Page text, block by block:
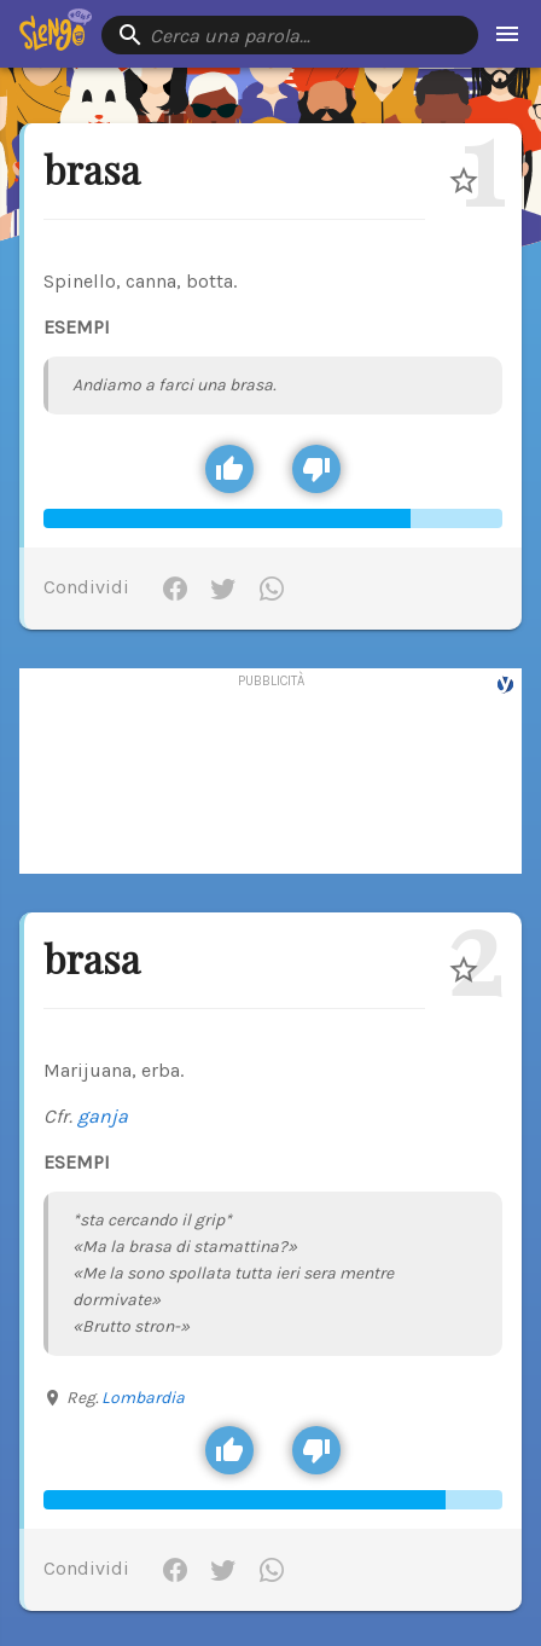
Cerca una parola…
brasa 1
Spinello, canna, botta.
ESEMPI
Andiamo a farci una brasa.
Condividi
brasa 2
Marijuana, erba.
Cfr. ganja
ESEMPI
*sta cercando il grip*
«Ma la brasa di stamattina?»
«Me la sono spollata tutta ieri sera mentre
dormivate»
«Brutto stron-»
Reg. Lombardia
Condividi